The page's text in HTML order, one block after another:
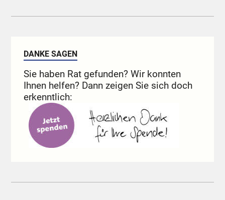
DANKE SAGEN
Sie haben Rat gefunden? Wir konnten
Ihnen helfen? Dann zeigen Sie sich doch
erkenntlich: